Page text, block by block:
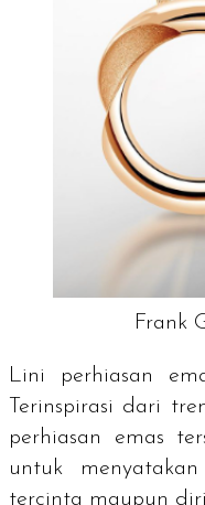
Frank
Lini perhiasan
Terinspirasi dari
perhiasan emas
untuk
tercinta maupun